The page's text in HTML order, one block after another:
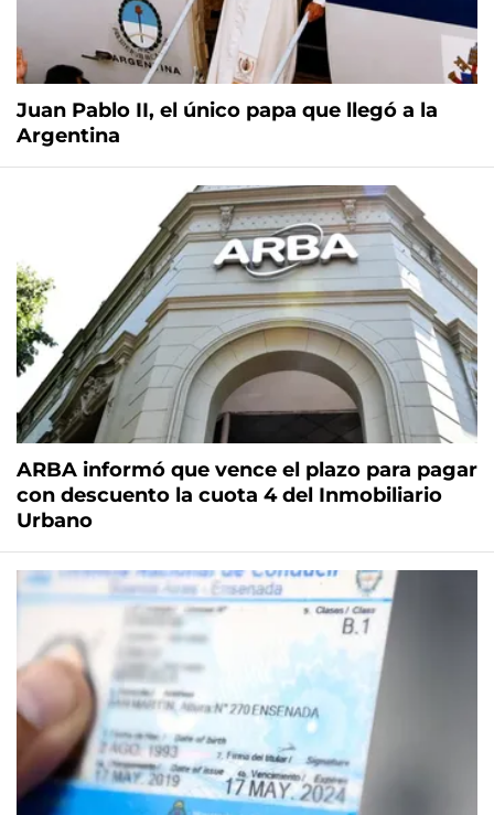
Juan Pablo II, el único papa que llegó a la
Argentina
ARBA informó que vence el plazo para pagar
con descuento la cuota 4 del Inmobiliario
Urbano